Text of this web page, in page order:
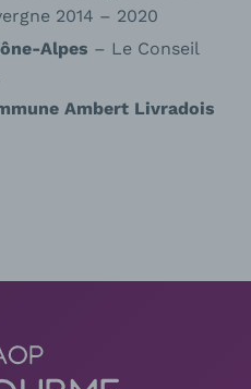
2014 – 2020
Alpes – Le Conseil
Ambert Livradois